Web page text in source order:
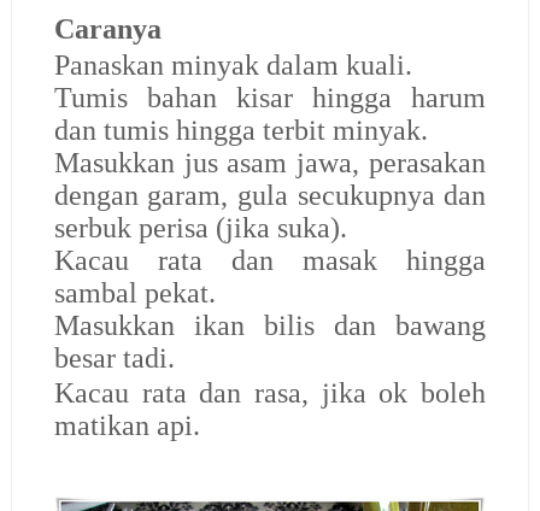
Caranya
Panaskan minyak dalam kuali.
Tumis bahan kisar hingga harum
dan tumis hingga terbit minyak.
Masukkan jus asam jawa, perasakan
dengan garam, gula secukupnya dan
serbuk perisa (jika suka).
Kacau rata dan masak hingga
sambal pekat.
Masukkan ikan bilis dan bawang
besar tadi.
Kacau rata dan rasa, jika ok boleh
matikan api.